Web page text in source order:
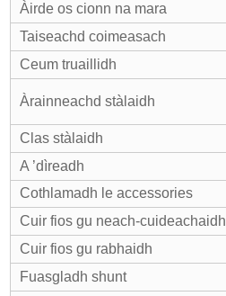
Àirde os cionn na mara
Taiseachd coimeasach
Ceum truaillidh
Àrainneachd stàlaidh
Clas stàlaidh
A ’dìreadh
Cothlamadh le accessories
Cuir fios gu neach-cuideachaidh
Cuir fios gu rabhaidh
Fuasgladh shunt